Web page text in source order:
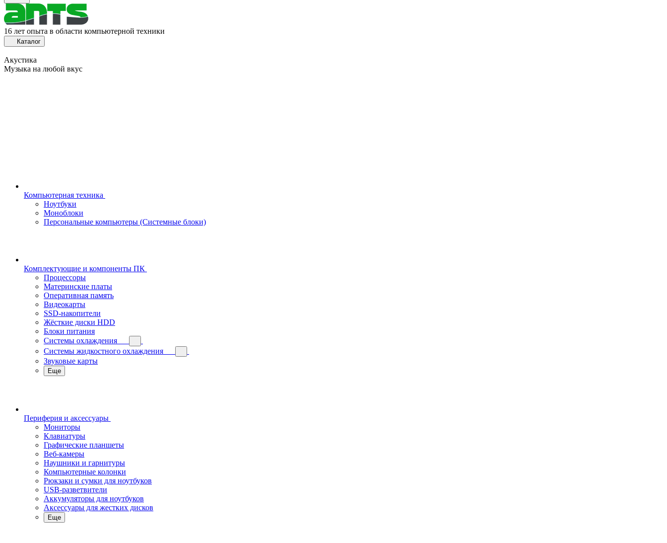
16 лет опыта в области компьютерной техники
Каталог
Акустика
Музыка на любой вкус
Компьютерная техника
Ноутбуки
Моноблоки
Персональные компьютеры (Системные блоки)
Комплектующие и компоненты ПК
Процессоры
Материнские платы
Оперативная память
Видеокарты
SSD-накопители
Жёсткие диски HDD
Блоки питания
Системы охлаждения
Системы жидкостного охлаждения
Звуковые карты
Еще
Периферия и аксессуары
Мониторы
Клавиатуры
Графические планшеты
Веб-камеры
Наушники и гарнитуры
Компьютерные колонки
Рюкзаки и сумки для ноутбуков
USB-разветвители
Аккумуляторы для ноутбуков
Аксессуары для жестких дисков
Еще